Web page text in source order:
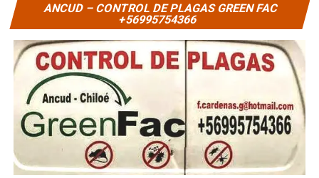
ANCUD – CONTROL DE PLAGAS GREEN FAC
+56995754366